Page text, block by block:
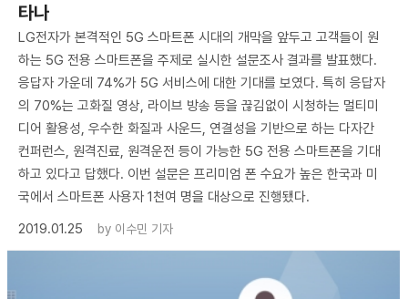
타나
LG전자가 본격적인 5G 스마트폰 시대의 개막을 앞두고 고객들이 원
하는 5G 전용 스마트폰을 주제로 실시한 설문조사 결과를 발표했다.
응답자 가운데 74%가 5G 서비스에 대한 기대를 보였다. 특히 응답자
의 70%는 고화질 영상, 라이브 방송 등을 끊김없이 시청하는 멀티미
디어 활용성, 우수한 화질과 사운드, 연결성을 기반으로 하는 다자간
컨퍼런스, 원격진료, 원격운전 등이 가능한 5G 전용 스마트폰을 기대
하고 있다고 답했다. 이번 설문은 프리미엄 폰 수요가 높은 한국과 미
국에서 스마트폰 사용자 1천여 명을 대상으로 진행됐다.
2019.01.25
by 이수민 기자